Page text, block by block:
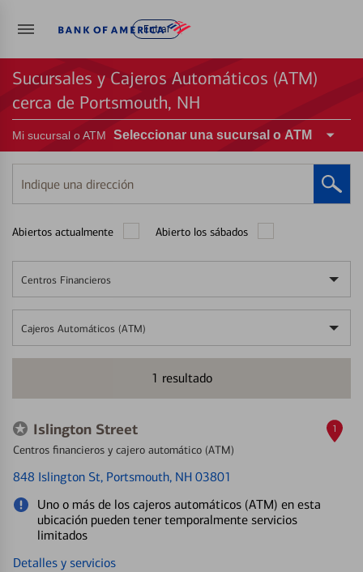
Entrar
Sucursales y Cajeros Automáticos (ATM)
cerca de Portsmouth, NH
Mi sucursal o ATM Seleccionar una sucursal o ATM
Indique
una
Abiertos actualmente Abierto los sábados
Centros Financieros
Cajeros Automáticos (ATM)
1 resultado
Islington Street
Centros financieros y cajero automático (ATM)
848 Islington St, Portsmouth, NH 03801
Uno o más de los cajeros automáticos (ATM) en esta
ubicación pueden tener temporalmente servicios
limitados
Detalles y servicios
1